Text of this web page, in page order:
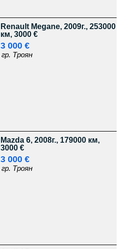
Renault Megane, 2009г., 253000
км, 3000 €
3 000 €
гр. Троян
Mazda 6, 2008г., 179000 км,
3000 €
3 000 €
гр. Троян